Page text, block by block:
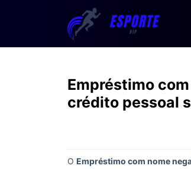
Empréstimo
crédito pessoal
O Empréstimo com nome